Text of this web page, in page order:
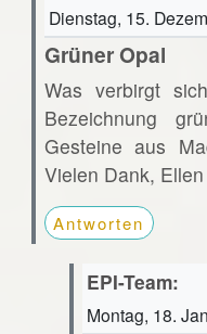
Dienstag, 15.
Grüner Opal
Was verbirgt
Bezeichnung
Gesteine aus
Vielen Dank, Ellen
Antworten
EPI-Team:
Montag, 18.